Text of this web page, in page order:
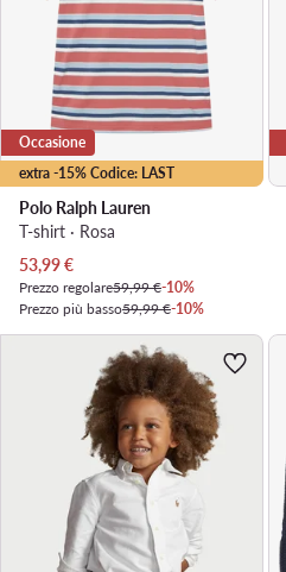
extra -15% Codice: LAST
Occasione
Polo Ralph Lauren
T-shirt · Rosa
Prezzo attuale
53,99€
Prezzo regolare59,99 €-10%
Prezzo più basso59,99 €-10%